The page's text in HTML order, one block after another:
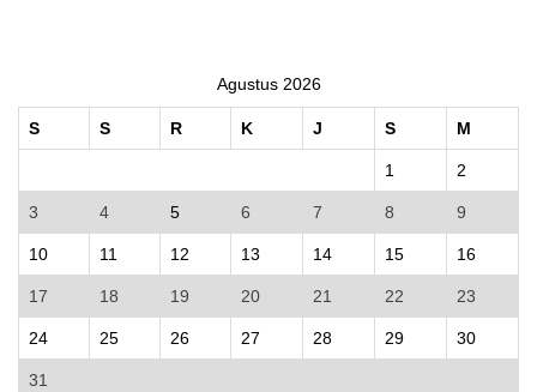
Agustus 2026
S S R K J S M
1 2
3 4 5 6 7 8 9
10 11 12 13 14 15 16
17 18 19 20 21 22 23
24 25 26 27 28 29 30
31